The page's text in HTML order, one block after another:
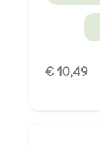
€ 10,49